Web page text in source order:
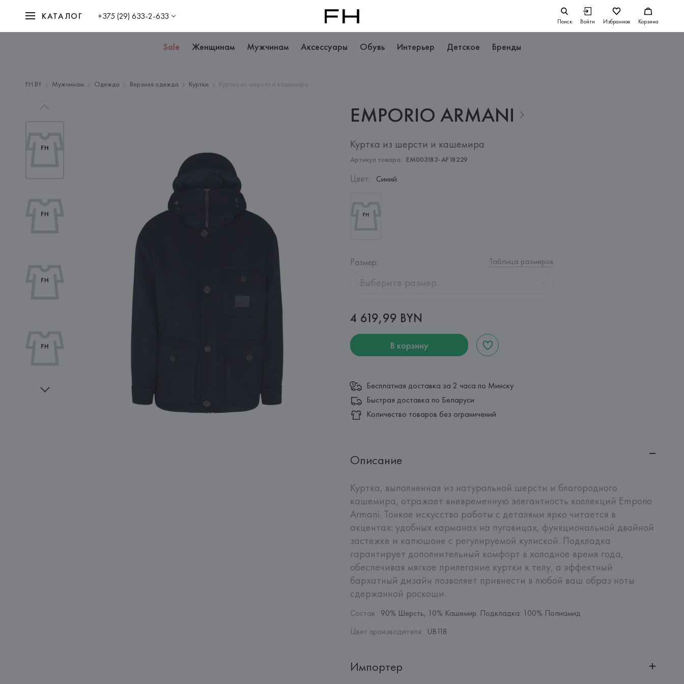
КАТАЛОГ +375 (29) 633-2-633 Поиск Войти Избранное Корзина
Sale Женщинам Мужчинам Аксессуары Обувь Интерьер Детское Бренды
FH.BY Мужчинам Одежда Верхняя одежда Куртки Куртка из шерсти и кашемира
EMPORIO ARMANI
Куртка из шерсти и кашемира
Артикул товара: EM003183-AF18229
Цвет: Синий
Размер: Таблица размеров
Выберите размер
4 619,99 BYN
В корзину
Бесплатная доставка за 2 часа по Минску
Быстрая доставка по Беларуси
Количество товаров без ограничений
Описание
Куртка, выполненная из натуральной шерсти и благородного
кашемира, отражает вневременную элегантность коллекций Emporio
Armani. Тонкое искусство работы с деталями ярко читается в
акцентах: удобных карманах на пуговицах, функциональной двойной
застежке и капюшоне с регулируемой кулиской. Подкладка
гарантирует дополнительный комфорт в холодное время года,
обеспечивая мягкое прилегание куртки к телу, а эффектный
бархатный дизайн позволяет привнести в любой ваш образ ноты
сдержанной роскоши.
Состав: 90% Шерсть, 10% Кашемир. Подкладка: 100% Полиамид
Цвет производителя: UB118
Импортер